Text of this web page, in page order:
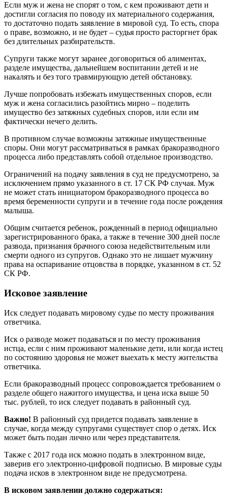
Если муж и жена не спорят о том, с кем проживают дети и
достигли согласия по поводу их материального содержания,
то достаточно подать заявление в мировой суд. То есть, спора
о праве, возможно, и не будет – судья просто расторгнет брак
без длительных разбирательств.
Супруги также могут заранее договориться об алиментах,
разделе имущества, дальнейшем воспитании детей и не
накалять и без того травмирующую детей обстановку.
Лучше попробовать избежать имущественных споров, если
муж и жена согласились разойтись мирно – поделить
имущество без затяжных судебных споров, или если им
фактически нечего делить.
В противном случае возможны затяжные имущественные
споры. Они могут рассматриваться в рамках бракоразводного
процесса либо представлять собой отдельное производство.
Ограничений на подачу заявления в суд не предусмотрено, за
исключением прямо указанного в ст. 17 СК РФ случая. Муж
не может стать инициатором бракоразводного процесса во
время беременности супруги и в течение года после рождения
малыша.
Общим считается ребенок, рожденный в период официально
зарегистрированного брака, а также в течение 300 дней после
развода, признания брачного союза недействительным или
смерти одного из супругов. Однако это не лишает мужчину
права на оспаривание отцовства в порядке, указанном в ст. 52
СК РФ.
Исковое заявление
Иск следует подавать мировому судье по месту проживания
ответчика.
Иск о разводе может подаваться и по месту проживания
истца, если с ним проживают маленькие дети, или когда истец
по состоянию здоровья не может выехать к месту жительства
ответчика.
Если бракоразводный процесс сопровождается требованием о
разделе общего нажитого имущества, и цена иска выше 50
тыс. рублей, то иск следует подавать в районный суд.
Важно! В районный суд придется подавать заявление в
случае, когда между супругами существует спор о детях. Иск
может быть подан лично или через представителя.
Также с 2017 года иск можно подать в электронном виде,
заверив его электронно-цифровой подписью. В мировые суды
подача исков в электронном виде не предусмотрена.
В исковом заявлении должно содержаться: